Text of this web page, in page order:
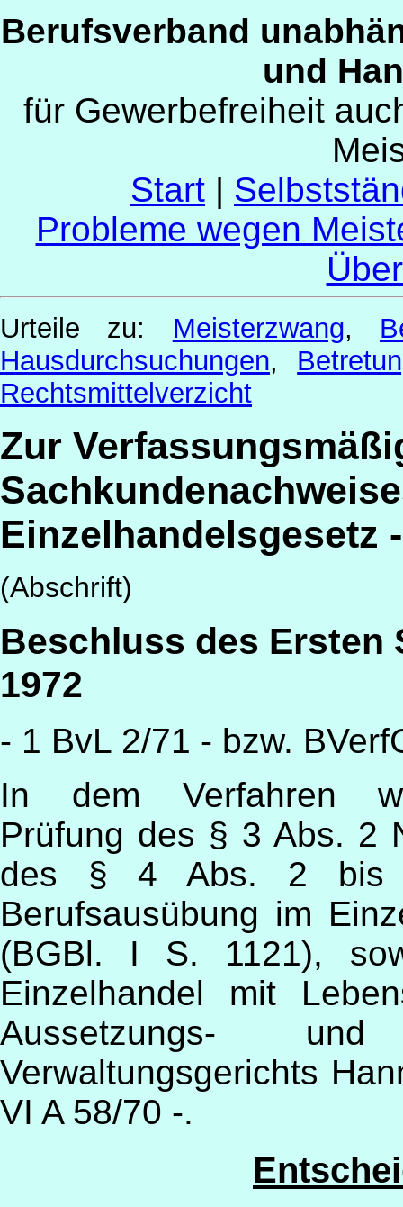
Berufsverband
und
für Gewerbefreiheit
Start |
Probleme wegen
Urteile zu: Meisterzwang,
Hausdurchsuchungen,
Rechtsmittelverzicht
Zur
Einzelhandelsgesetz
(Abschrift)
Beschluss des Ersten
1972
- 1 BvL 2/71 - bzw.
In dem Verfahren
Prüfung des § 3 Abs. 2
des § 4 Abs. 2 bis
Berufsausübung im
(BGBl. I S. 1121),
Einzelhandel mit
Aussetzungs-
Verwaltungsgerichts
VI A 58/70 -.